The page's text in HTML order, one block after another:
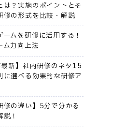
は？実施のポイントとそ
修の形式を比較・解説
ームを研修に活用する！
ム力向上法
最新】社内研修のネタ15
に選べる効果的な研修ア
修の違い】5分で分かる
！